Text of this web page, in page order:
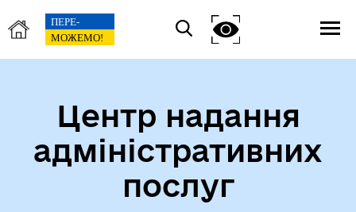
Центр надання
адміністративних
послуг